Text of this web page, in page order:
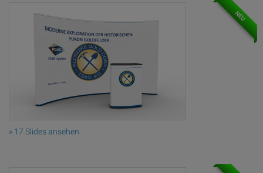
NEU
» 17 Slides ansehen